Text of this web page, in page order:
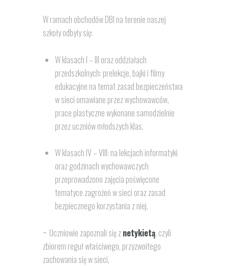
W ramach obchodów DBI na terenie naszej
szkoły odbyły się:
W klasach I – III oraz oddziałach
przedszkolnych: prelekcje, bajki i filmy
edukacyjne na temat zasad bezpieczeństwa
w sieci omawiane przez wychowawców,
prace plastyczne wykonane samodzielnie
przez uczniów młodszych klas.
W klasach IV – VIII: na lekcjach informatyki
oraz godzinach wychowawczych
przeprowadzono zajęcia poświęcone
tematyce zagrożeń w sieci oraz zasad
bezpiecznego korzystania z niej.
¬ Uczniowie zapoznali się znetykietą, czyli
zbiorem reguł właściwego, przyzwoitego
zachowania się w sieci,